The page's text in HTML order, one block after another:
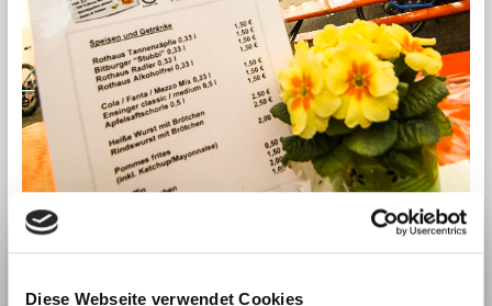
Diese Webseite verwendet Cookies